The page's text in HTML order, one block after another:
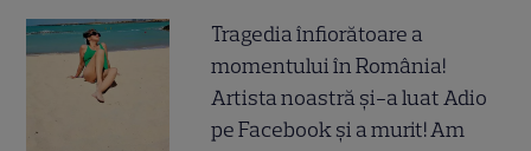
Tragedia înfiorătoare a
momentului în România!
Artista noastră și-a luat Adio
pe Facebook și a murit! Am